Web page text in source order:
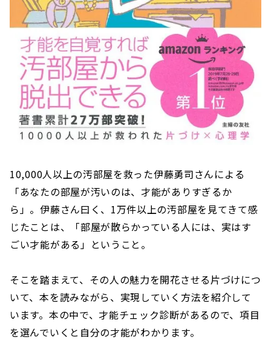
10,000人以上の汚部屋を救った伊藤勇司さんによる
「あなたの部屋が汚いのは、才能がありすぎるか
ら」。伊藤さん曰く、1万件以上の汚部屋を見てきて感
じたことは、「部屋が散らかっている人には、実はす
ごい才能がある」ということ。
そこを踏まえて、その人の魅力を開花させる片づけにつ
いて、本を読みながら、実現していく方法を紹介して
います。本の中で、才能チェック診断があるので、項目
を選んでいくと自分の才能がわかります。